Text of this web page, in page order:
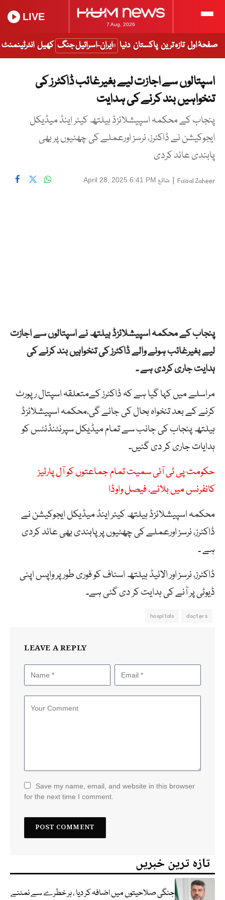
7 Aug, 2026
LIVE
صفحۂ اول تازہ ترین پاکستان دنیا ایران-اسرائیل جنگ کھیل انٹرٹینمنٹ
اسپتالوں سے اجازت لیے بغیرغائب ڈاکٹرز کی
تنخواہیں بند کرنے کی ہدایت
پنجاب کے محکمہ اسپیشلائزڈ ہیلتھ کیئر اینڈ میڈیکل
ایجوکیشن نے ڈاکٹرز، نرسز اورعملے کی چھٹیوں پر بھی
پابندی عائد کردی
Faisal Zaheer
| شائع April 28, 2025 6:41 PM
پنجاب کے محکمہ اسپیشلائزڈ ہیلتھ نے اسپتالوں سے اجازت
لیے بغیرغائب ہونے والے ڈاکٹرز کی تنخواہیں بند کرنے کی
ہدایت جاری کردی ہے ۔
مراسلے میں کہا گیا ہے کہ ڈاکٹرز کےمتعلقہ اسپتال رپورٹ
کرنے کے بعد تنخواہ بحال کی جائے گی،محکمہ اسپیشلائزڈ
ہیلتھ پنجاب کی جانب سے تمام میڈیکل سپرنٹنڈنٹس کو
ہدایات جاری کر دی گئیں۔
حکومت پی ٹی آئی سمیت تمام جماعتوں کو آل پارٹیز
کانفرنس میں بلائے، فیصل واوڈا
محکمہ اسپیشلائزڈ ہیلتھ کیئر اینڈ میڈیکل ایجوکیشن نے
ڈاکٹرز، نرسز اورعملے کی چھٹیوں پر پابندی بھی عائد کردی
ہے ۔
ڈاکٹرز، نرسز اور الائیڈ ہیلتھ اسٹاف کو فوری طور پر واپس اپنی
ڈیوٹی پر آنے کی ہدایت کر دی گئی ہے۔
docters
hospitals
LEAVE A REPLY
Save my name, email, and website in this browser
for the next time I comment.
تازہ ترین خبریں
جنگی صلاحیتوں میں اضافہ کر دیا ، ہر خطرے سے نمٹنے